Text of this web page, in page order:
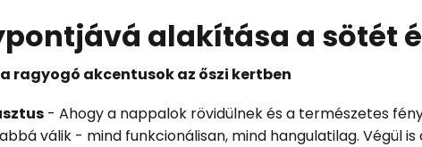
alakítása a sötét
ragyogó akcentusok az őszi kertben
- Ahogy a nappalok rövidülnek és a természetes
válik - mind funkcionálisan, mind hangulatilag. Végül